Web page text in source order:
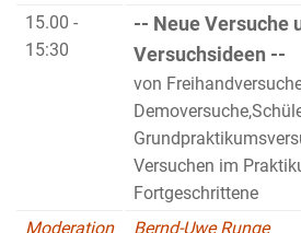
15.00 -
15:30
-- Neue Versuche
Versuchsideen --
von
Versuchen im
Fortgeschrittene
Moderation
Bernd-Uwe Runge